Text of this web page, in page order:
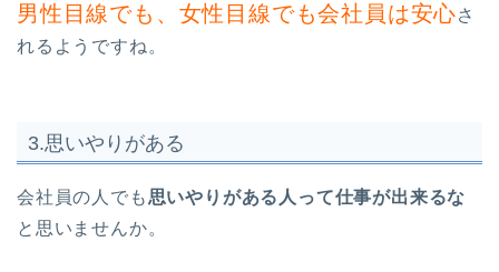
男性目線でも、女性目線でも会社員は安心さ
れるようですね。
3.思いやりがある
会社員の人でも思いやりがある人って仕事が出来るな
と思いませんか。